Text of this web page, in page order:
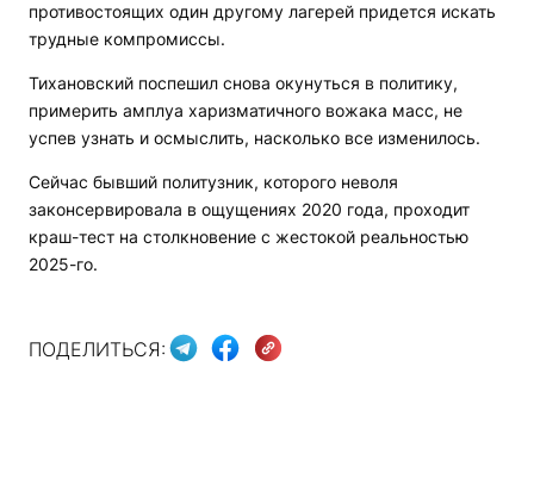
противостоящих один другому лагерей придется искать
трудные компромиссы.
Тихановский поспешил снова окунуться в политику,
примерить амплуа харизматичного вожака масс, не
успев узнать и осмыслить, насколько все изменилось.
Сейчас бывший политузник, которого неволя
законсервировала в ощущениях 2020 года, проходит
краш-тест на столкновение с жестокой реальностью
2025-го.
ПОДЕЛИТЬСЯ: